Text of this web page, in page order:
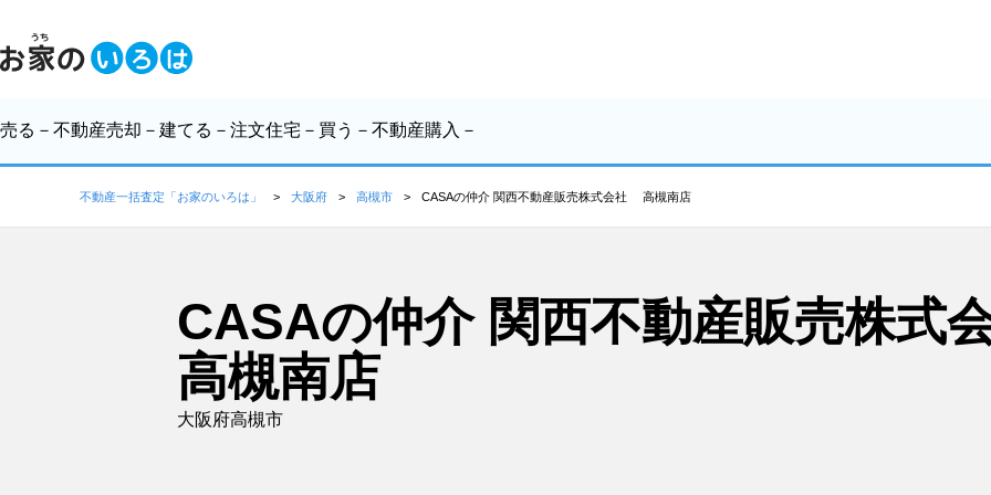
売る －不動産売却－ 建てる －注文住宅－ 買う －不動産購入－
不動産一括査定「お家のいろは」 大阪府 高槻市 CASAの仲介 関西不動産販売株式会社 高槻南店
CASAの仲介 関西不動産販売株
高槻南店
大阪府高槻市